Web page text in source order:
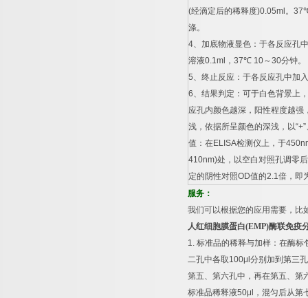
(经滴定后的稀释度)0.05ml 。 37
涤。
4、加底物液显色：于各反应孔
溶液0.1ml ， 37℃ 10～30分钟。
5、终止反应：于各反应孔中加入
6、结果判定：可于白色背景上
应孔内颜色越深，阳性程度越强
浅，依据所呈颜色的深浅，以“+”
值：在ELISA检测仪上，于
410nm)处，以空白对照孔调零
定的阴性对照OD值的2.1倍，即
服务：
我们可以根据您的应用需要，比
人红细胞膜蛋白(EMP)酶联免疫
1. 标准品的稀释与加样：在酶标
二孔中各取100μl 分别加到第三
第五、第六孔中，再在第五、第
标准品稀释液50μl
，混匀后从第